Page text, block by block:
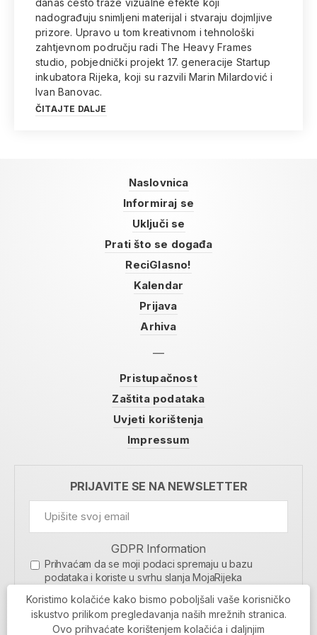
danas često traže vizualne efekte koji
nadograđuju snimljeni materijal i stvaraju dojmljive
prizore. Upravo u tom kreativnom i tehnološki
zahtjevnom području radi The Heavy Frames
studio, pobjednički projekt 17. generacije Startup
inkubatora Rijeka, koji su razvili Marin Milardović i
Ivan Banovac.
ČITAJTE DALJE
Naslovnica
Informiraj se
Uključi se
Prati što se događa
ReciGlasno!
Kalendar
Prijava
Arhiva
Pristupačnost
Zaštita podataka
Uvjeti korištenja
Impressum
PRIJAVITE SE NA NEWSLETTER
GDPR Information
Prihvaćam da se moji podaci spremaju u bazu
podataka i koriste u svrhu slanja MojaRijeka
MOJARIJEKA NEWSLETTER
PRIJAVI SE
Koristimo kolačiće kako bismo poboljšali vaše korisničko
iskustvo prilikom pregledavanja naših mrežnih stranica.
Ovo prihvaćate korištenjem kolačića i daljnjim